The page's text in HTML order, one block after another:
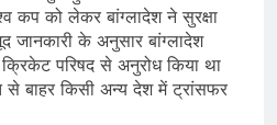
कप को लेकर बांग्लादेश ने सुरक्षा
जानकारी के अनुसार बांग्लादेश
क्रिकेट परिषद से अनुरोध किया था
से बाहर किसी अन्य देश में ट्रांसफर